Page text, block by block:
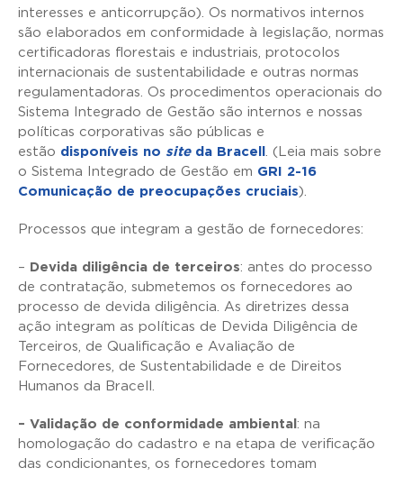
interesses e anticorrupção). Os normativos internos
são elaborados em conformidade à legislação, normas
certificadoras florestais e industriais, protocolos
internacionais de sustentabilidade e outras normas
regulamentadoras. Os procedimentos operacionais do
Sistema Integrado de Gestão são internos e nossas
políticas corporativas são públicas e
estão disponíveis no siteda Bracell
. (Leia mais sobre
o Sistema Integrado de Gestão em GRI 2-16
Comunicação de preocupações cruciais).
Processos que integram a gestão de fornecedores:
– Devida diligência de terceiros: antes do processo
de contratação, submetemos os fornecedores ao
processo de devida diligência. As diretrizes dessa
ação integram as políticas de Devida Diligência de
Terceiros, de Qualificação e Avaliação de
Fornecedores, de Sustentabilidade e de Direitos
Humanos da Bracell.
– Validação de conformidade ambiental : na
homologação do cadastro e na etapa de verificação
das condicionantes, os fornecedores tomam